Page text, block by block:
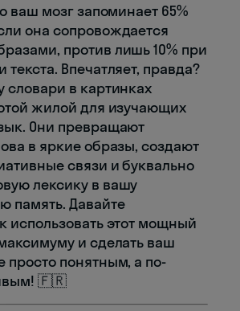
ваш мозг запоминает 65%
она сопровождается
против лишь 10% при
Впечатляет, правда?
словари в картинках
жилой для изучающих
Они превращают
в яркие образы, создают
связи и буквально
лексику в вашу
память. Давайте
использовать этот мощный
и сделать ваш
просто понятным, а по-
🇫🇷